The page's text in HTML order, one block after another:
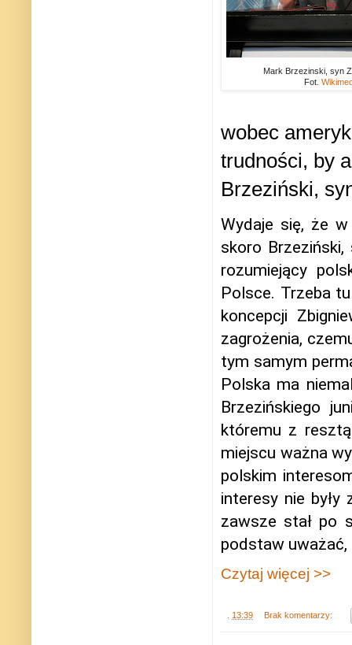
Mark Brzezinski, syn
Fot.
wobec
trudności, by
Brzeziński,
Wydaje się, że
skoro
rozumiejący
Polsce. Trzeba
koncepcji
zagrożenia,
tym samym
Polska ma
Brzezińskiego
któremu z
miejscu ważna
polskim
interesy nie
zawsze stał po
podstaw uważać,
Czytaj więcej >>
13:39 Brak komentarzy: